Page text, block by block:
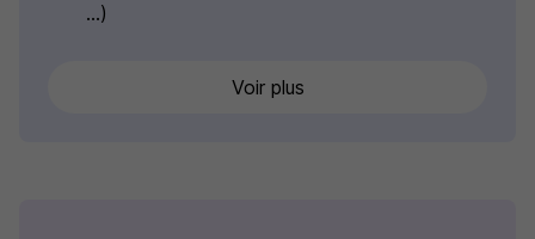
...)
Voir plus